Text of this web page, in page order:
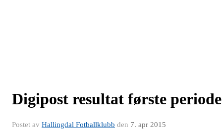
Digipost resultat første periode
Postet av Hallingdal Fotballklubb den 7. apr 2015